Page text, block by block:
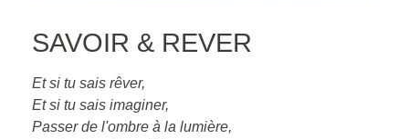
SAVOIR & REVER
Et si tu sais rêver,
Et si tu sais imaginer,
Passer de l'ombre à la lumière,